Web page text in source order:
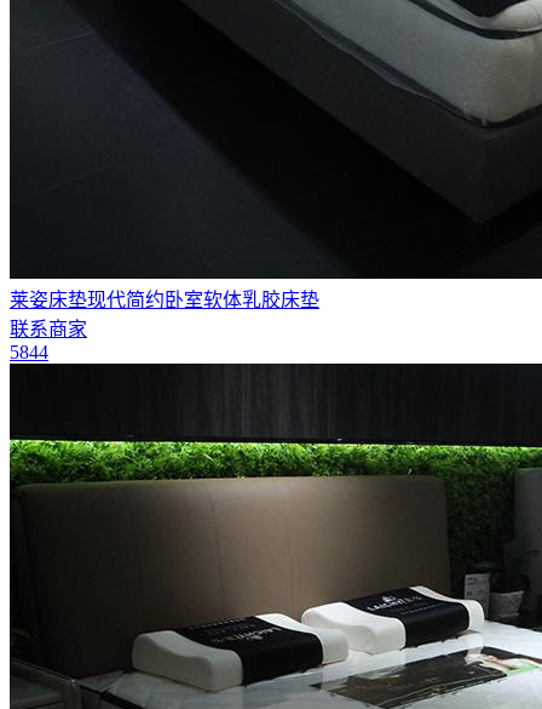
莱姿床垫现代简约卧室软体乳胶床垫
联系商家
5844